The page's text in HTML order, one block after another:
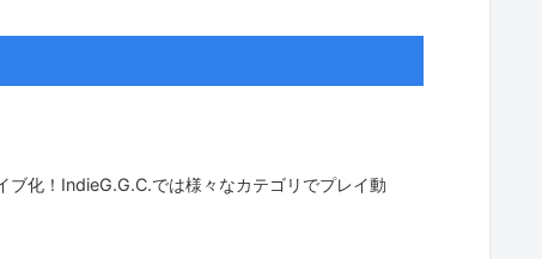
化！IndieG.G.C.では様々なカテゴリでプレイ動